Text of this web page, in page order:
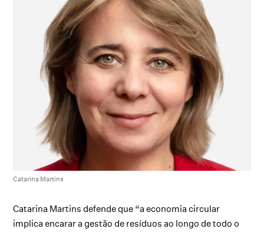
Catarina Martins
Catarina Martins defende que “a economia circular
implica encarar a gestão de resíduos ao longo de todo o